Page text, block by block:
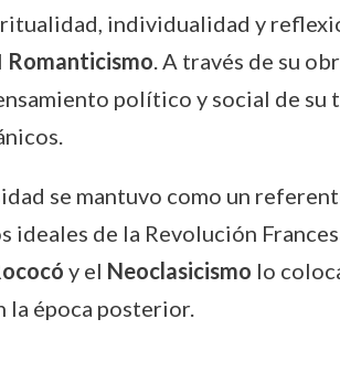
individualidad y
Romanticismo. A través de su
político y social de su
se mantuvo como un
de la Revolución
y el Neoclasicismo lo
época posterior.